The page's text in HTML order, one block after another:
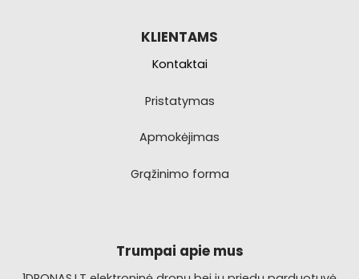
KLIENTAMS
Kontaktai
Pristatymas
Apmokėjimas
Grąžinimo forma
Trumpai apie mus